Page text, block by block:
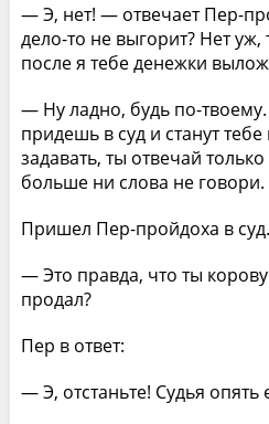
— Э, нет! — отвечает Пер-
дело-то не выгорит? Нет уж,
после я тебе денежки
— Ну ладно, будь по-
придешь в суд и станут
задавать, ты отвечай
больше ни слова не
Пришел Пер-пройдоха в
— Это правда, что ты
продал?
Пер в ответ:
— Э, отстаньте! Судья опять